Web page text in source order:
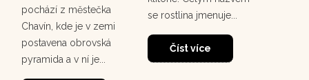
pochází z městečka
Chavín, kde je v zemi
postavena obrovská
pyramida a v ní je...
se rostlina jmenuje...
Číst více